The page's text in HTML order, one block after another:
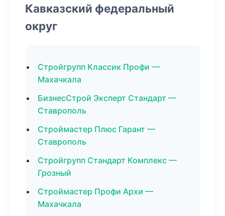
Кавказский федеральный
округ
Стройгрупп Классик Профи —
Махачкала
БизнесСтрой Эксперт Стандарт —
Ставрополь
Строймастер Плюс Гарант —
Ставрополь
Стройгрупп Стандарт Комплекс —
Грозный
Строймастер Профи Архи —
Махачкала